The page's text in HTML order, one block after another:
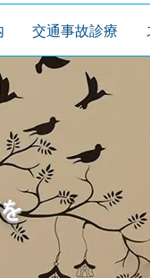
交通事故診療